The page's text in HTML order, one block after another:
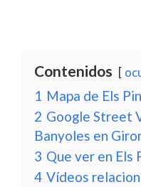
Contenidos
1 Mapa de Els
2 Google Street
Banyoles en
3 Que ver en Els
4 Vídeos